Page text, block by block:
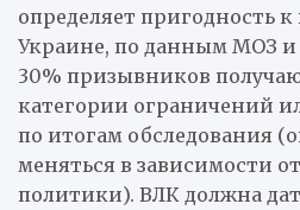
определяет пригодность
Украине, по данным МОЗ и
30% призывников
категории ограничений
по итогам обследования
меняться в зависимости
политики). ВЛК должна